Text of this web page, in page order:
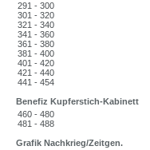
291 - 300
301 - 320
321 - 340
341 - 360
361 - 380
381 - 400
401 - 420
421 - 440
441 - 454
Benefiz Kupferstich-Kabinett
460 - 480
481 - 488
Grafik Nachkrieg/Zeitgen.